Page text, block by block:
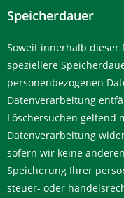
Speicherdauer
Soweit innerhalb dieser
speziellere
personenbezogenen
Datenverarbeitung
Löschersuchen geltend
Datenverarbeitung
sofern wir keine
Speicherung Ihrer
steuer- oder